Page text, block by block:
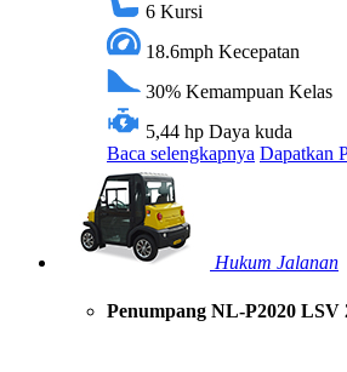
6 Kursi
18.6mph Kecepatan
30% Kemampuan Kelas
5,44 hp Daya kuda
Baca selengkapnya Dapatkan
Hukum Jalanan
Penumpang NL-P2020 LSV